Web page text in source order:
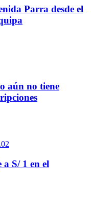
Parra desde el
aún no tiene
S/ 1 en el